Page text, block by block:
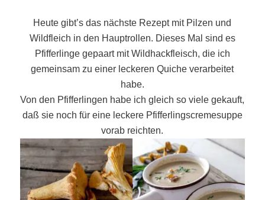
Heute gibt’s das nächste Rezept mit Pilzen und
Wildfleich in den Hauptrollen. Dieses Mal sind es
Pfifferlinge gepaart mit Wildhackfleisch, die ich
gemeinsam zu einer leckeren Quiche verarbeitet
habe.
Von den Pfifferlingen habe ich gleich so viele gekauft,
daß sie noch für eine leckere Pfifferlingscremesuppe
vorab reichten.